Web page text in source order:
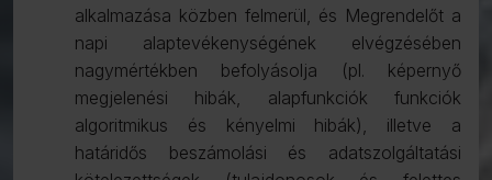
alkalmazása közben felmerül, és Megrendelőt a
napi alaptevékenységének elvégzésében
nagymértékben befolyásolja (pl. képernyő
megjelenési hibák, alapfunkciók funkciók
algoritmikus és kényelmi hibák), illetve a
határidős beszámolási és adatszolgáltatási